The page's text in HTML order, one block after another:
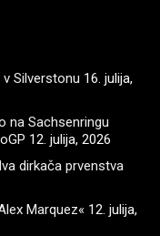
Silverstonu 16. julija,
na Sachsenringu
12. julija, 2026
dirkača prvenstva
Marquez« 12. julija,